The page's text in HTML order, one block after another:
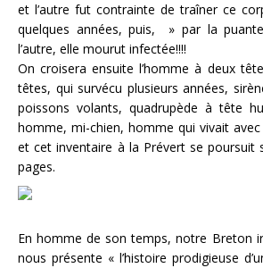
et l’autre fut contrainte de traîner ce
quelques années, puis, » par la
l’autre, elle mourut infectée!!!!
On croisera ensuite l’homme à deux
têtes, qui survécu plusieurs années,
poissons volants, quadrupède à tête
homme, mi-chien, homme qui vivait
et cet inventaire à la Prévert se poursuit
pages.
En homme de son temps, notre Breton
nous présente « l’histoire prodigieuse